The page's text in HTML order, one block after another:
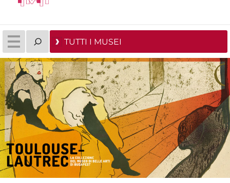
TUTTI I MUSEI